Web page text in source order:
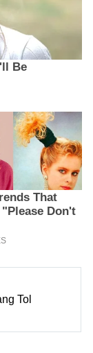
Tol